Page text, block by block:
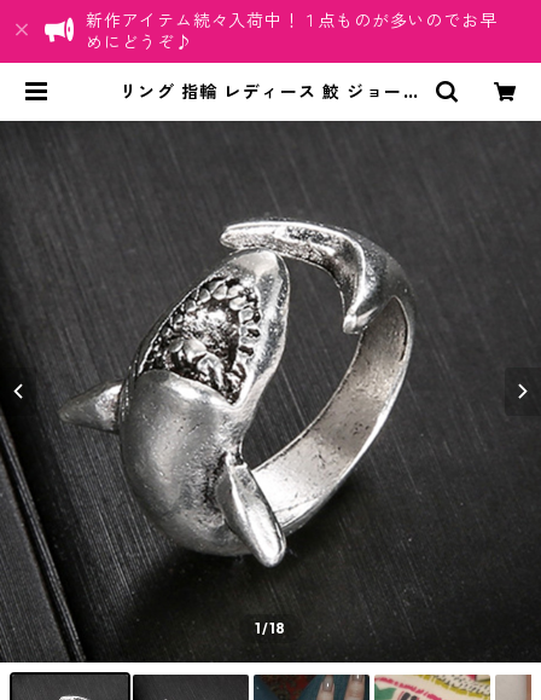
新作アイテム続々入荷中！１点ものが多いのでお早
めにどうぞ♪
リング 指輪 レディース 鮫 ジョーズ
1/18